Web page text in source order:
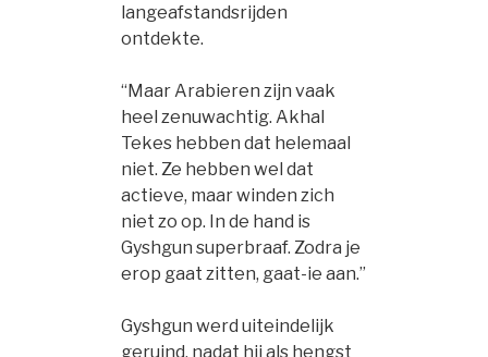
langeafstandsrijden
ontdekte.
“Maar Arabieren zijn vaak
heel zenuwachtig. Akhal
Tekes hebben dat helemaal
niet. Ze hebben wel dat
actieve, maar winden zich
niet zo op. In de hand is
Gyshgun superbraaf. Zodra je
erop gaat zitten, gaat-ie aan.”
Gyshgun werd uiteindelijk
geruind, nadat hij als hengst